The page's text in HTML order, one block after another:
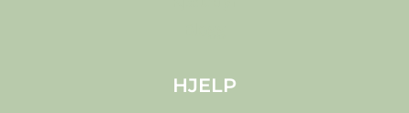
HJELP